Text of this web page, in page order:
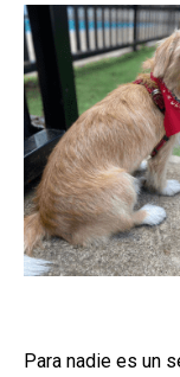
Para nadie es un